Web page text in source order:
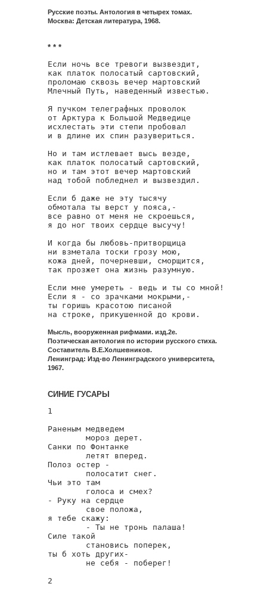
Русские поэты. Антология в четырех томах.
Москва: Детская литература, 1968.
* * *
Если ночь все тревоги вызвездит,
как платок полосатый сартовский,
проломаю сквозь вечер мартовский
Млечный Путь, наведенный известью.
Я пучком телеграфных проволок
от Арктура к Большой Медведице
исхлестать эти степи пробовал
и в длине их спин разувериться.
Но и там истлевает высь везде,
как платок полосатый сартовский,
но и там этот вечер мартовский
над тобой побледнел и вызвездил.
Если б даже не эту тысячу
обмотала ты верст у пояса,-
все равно от меня не скроешься,
я до ног твоих сердце высучу!
И когда бы любовь-притворщица
ни взметала тоски грозу мою,
кожа дней, почерневши, сморщится,
так прозжет она жизнь разумную.
Если мне умереть - ведь и ты со мной!
Если я - со зрачками мокрыми,-
ты горишь красотою писаной
на строке, прикушенной до крови.
Мысль, вооруженная рифмами. изд.2е.
Поэтическая антология по истории русского стиха.
Составитель В.Е.Холшевников.
Ленинград: Изд-во Ленинградского университета,
1967.
СИНИЕ ГУСАРЫ
1
Раненым медведем
        мороз дерет.
Санки по Фонтанке
        летят вперед.
Полоз остер -
        полосатит снег.
Чьи это там
        голоса и смех?
- Руку на сердце
        свое положа,
я тебе скажу:
        - Ты не тронь палаша!
Силе такой
        становись поперек,
ты б хоть других-
        не себя - поберег!
2